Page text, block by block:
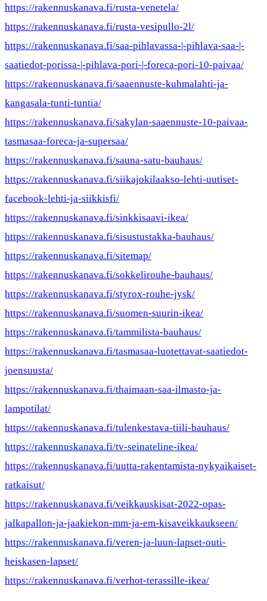
https://rakennuskanava.fi/rusta-venetela/
https://rakennuskanava.fi/rusta-vesipullo-2l/
https://rakennuskanava.fi/saa-pihlavassa-|-pihlava-saa-|-
saatiedot-porissa-|-pihlava-pori-|-foreca-pori-10-paivaa/
https://rakennuskanava.fi/saaennuste-kuhmalahti-ja-
kangasala-tunti-tuntia/
https://rakennuskanava.fi/sakylan-saaennuste-10-paivaa-
tasmasaa-foreca-ja-supersaa/
https://rakennuskanava.fi/sauna-satu-bauhaus/
https://rakennuskanava.fi/siikajokilaakso-lehti-uutiset-
facebook-lehti-ja-siikkisfi/
https://rakennuskanava.fi/sinkkisaavi-ikea/
https://rakennuskanava.fi/sisustustakka-bauhaus/
https://rakennuskanava.fi/sitemap/
https://rakennuskanava.fi/sokkelirouhe-bauhaus/
https://rakennuskanava.fi/styrox-rouhe-jysk/
https://rakennuskanava.fi/suomen-suurin-ikea/
https://rakennuskanava.fi/tammilista-bauhaus/
https://rakennuskanava.fi/tasmasaa-luotettavat-saatiedot-
joensuusta/
https://rakennuskanava.fi/thaimaan-saa-ilmasto-ja-
lampotilat/
https://rakennuskanava.fi/tulenkestava-tiili-bauhaus/
https://rakennuskanava.fi/tv-seinateline-ikea/
https://rakennuskanava.fi/uutta-rakentamista-nykyaikaiset-
ratkaisut/
https://rakennuskanava.fi/veikkauskisat-2022-opas-
jalkapallon-ja-jaakiekon-mm-ja-em-kisaveikkaukseen/
https://rakennuskanava.fi/veren-ja-luun-lapset-outi-
heiskasen-lapset/
https://rakennuskanava.fi/verhot-terassille-ikea/